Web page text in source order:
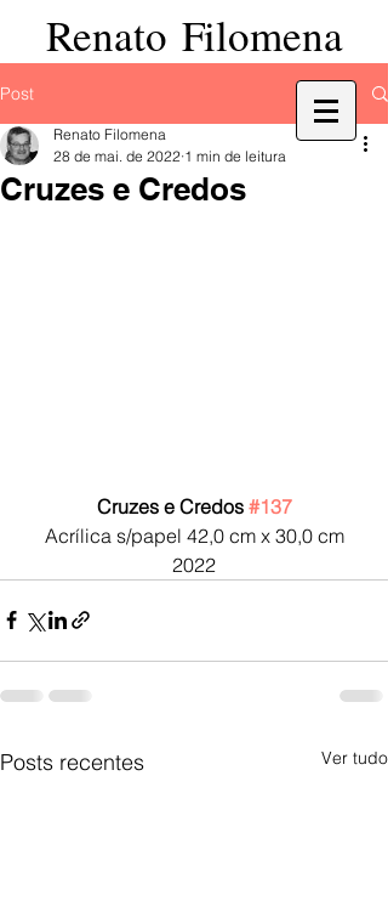
Renato Filomena
Post
Cruzes e Credos
Renato Filomena
28 de mai. de 2022 1 min de leitura
Cruzes e Credos #137
Acrílica s/papel 42,0 cm x 30,0 cm
2022
Posts recentes Ver tudo